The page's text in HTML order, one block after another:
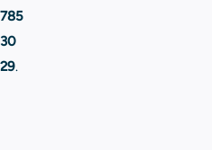
785
30
29.